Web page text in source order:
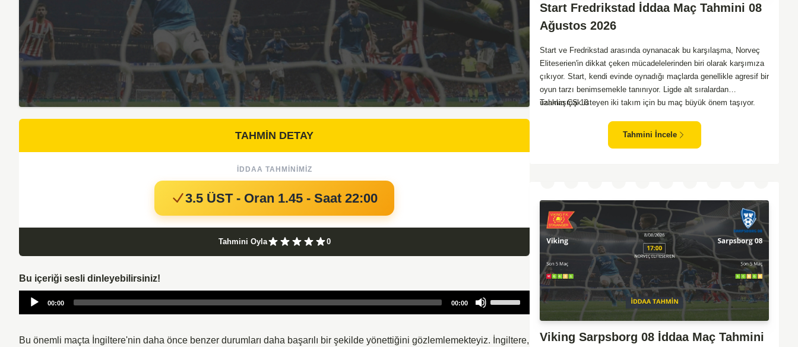
TAHMİN DETAY
İDDAA TAHMINIMIZ
3.5 ÜST - Oran 1.45 - Saat 22:00
Tahmini Oyla 0
Bu içeriği sesli dinleyebilirsiniz!
Audio
00:00 00:00
keys
Bu önemli maçta İngiltere'nin daha önce benzer durumları daha başarılı bir şekilde yönettiğini gözlemlemekteyiz. İngiltere,
Start Fredrikstad İddaa Maç Tahmini 08
Ağustos 2026
Start ve Fredrikstad arasında oynanacak bu karşılaşma, Norveç
Eliteserien'in dikkat çeken mücadelelerinden biri olarak karşımıza
çıkıyor. Start, kendi evinde oynadığı maçlarda genellikle agresif bir
oyun tarzı benimsemekle tanınıyor. Ligde alt sıralardan
uzaklaşmak isteyen iki takım için bu maç büyük önem taşıyor.
biliniyor. Bu durum, ev sahibi Start'a karşı mücadelede zorluk
çıkartabilir. Maçın temposunun yüksek olacağını ve her iki takımın
Tahmin ÇŞ 10
Tahmini İncele
Viking Sarpsborg 08 İddaa Maç Tahmini